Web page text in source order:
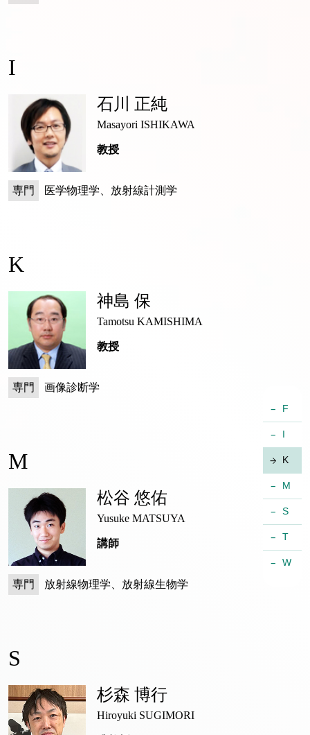
I
石川 正純
Masayori ISHIKAWA
教授
専門 医学物理学、放射線計測学
K
神島 保
Tamotsu KAMISHIMA
教授
専門 画像診断学
M
松谷 悠佑
Yusuke MATSUYA
講師
専門 放射線物理学、放射線生物学
S
杉森 博行
Hiroyuki SUGIMORI
F
I
K
M
S
T
W